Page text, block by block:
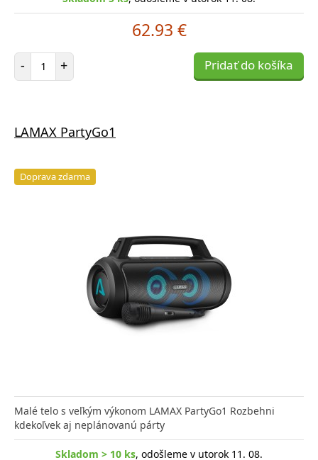
62.93 €
- Počet položiek
+ Pridať do košíka
LAMAX PartyGo1
Doprava zdarma
Malé telo s veľkým výkonom LAMAX PartyGo1 Rozbehni
kdekoľvek aj neplánovanú párty
Skladom > 10 ks, odošleme v utorok 11. 08.